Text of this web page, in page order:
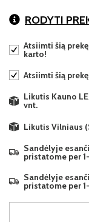
RODYTI
Atsiimti šią
karto!
Atsiimti šią
Likutis Kauno
vnt.
Likutis Vilniaus
Sandėlyje
pristatome per
Sandėlyje
pristatome per